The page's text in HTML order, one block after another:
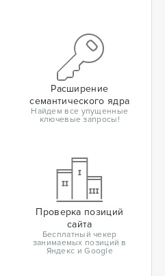
Расширение
семантического ядра
Найдем все упущенные
ключевые запросы!
Проверка позиций
сайта
Бесплатный чекер
занимаемых позиций в
Яндекс и Google